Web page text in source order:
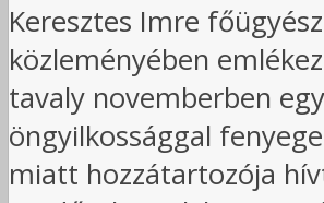
Keresztes Imre főügyész
közleményében
tavaly novemberben
öngyilkossággal
miatt hozzátartozója